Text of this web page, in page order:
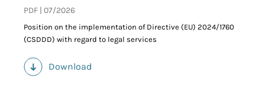
PDF 07/2026
Position on the implementation of Directive (EU) 2024/1760
(CSDDD) with regard to legal services
Download
(PDF)